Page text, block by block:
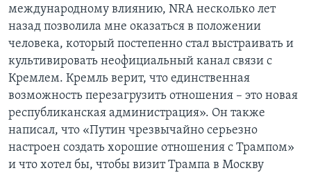
международному влиянию, NRA несколько лет
назад позволила мне оказаться в положении
человека, который постепенно стал выстраивать и
культивировать неофициальный канал связи с
Кремлем. Кремль верит, что единственная
возможность перезагрузить отношения – это новая
республиканская администрация». Он также
написал, что «Путин чрезвычайно серьезно
настроен создать хорошие отношения с Трампом»
и что хотел бы, чтобы визит Трампа в Москву